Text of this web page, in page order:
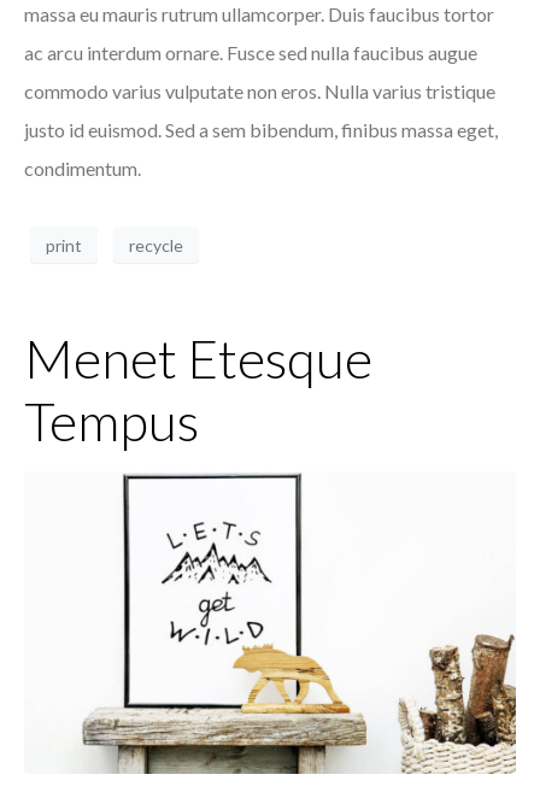
massa eu mauris rutrum ullamcorper. Duis faucibus tortor
ac arcu interdum ornare. Fusce sed nulla faucibus augue
commodo varius vulputate non eros. Nulla varius tristique
justo id euismod. Sed a sem bibendum, finibus massa eget,
condimentum.
print recycle
Menet Etesque
Tempus